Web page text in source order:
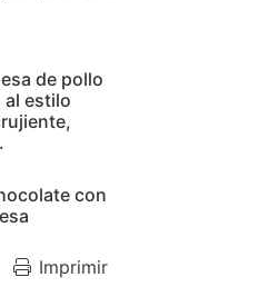
de pollo
al estilo
con
Imprimir